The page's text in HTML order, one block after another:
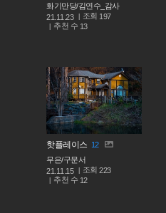
화기만당/김연수_감사
21.11.23
조회 197
추천 수 13
핫플레이스 12
무은/구문서
21.11.15
조회223
추천 수 12